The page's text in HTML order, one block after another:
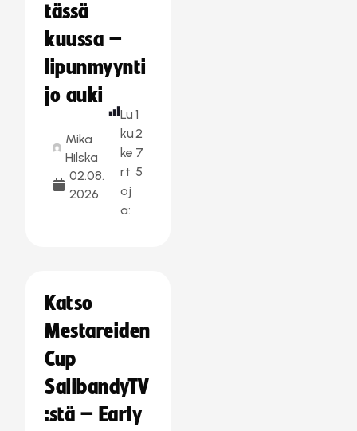
tässä
kuussa –
lipunmyynti
jo auki
Mika
Hilska
02.08.
2026
Lu
ku
ke
rt
oj
a:
1
2
7
5
Katso
Mestareiden
Cup
SalibandyTV
:stä – Early